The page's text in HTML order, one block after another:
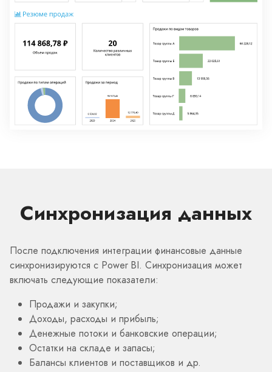
Синхронизация данных
После подключения интеграции финансовые данные
синхронизируются с Power BI. Синхронизация может
включать следующие показатели:
Продажи и закупки;
Доходы, расходы и прибыль;
Денежные потоки и банковские операции;
Остатки на складе и запасы;
Балансы клиентов и поставщиков и др.